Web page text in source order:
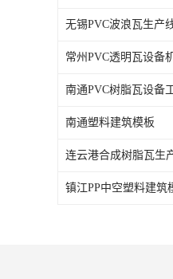
无锡PVC波浪瓦生产
常州PVC透明瓦设备
南通PVC树脂瓦设备工
南通塑料建筑模板
连云港合成树脂瓦生